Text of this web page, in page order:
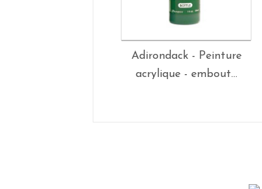
Adirondack - Peinture
acrylique - embout...